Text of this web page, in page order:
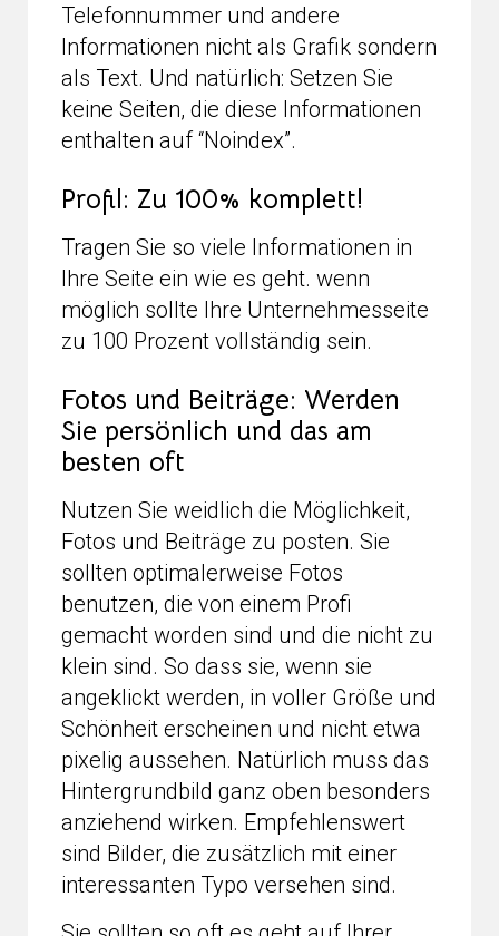
Telefonnummer und andere
Informationen nicht als Grafik sondern
als Text. Und natürlich: Setzen Sie
keine Seiten, die diese Informationen
enthalten auf “Noindex”.
Profil: Zu 100% komplett!
Tragen Sie so viele Informationen in
Ihre Seite ein wie es geht. wenn
möglich sollte Ihre Unternehmesseite
zu 100 Prozent vollständig sein.
Fotos und Beiträge: Werden
Sie persönlich und das am
besten oft
Nutzen Sie weidlich die Möglichkeit,
Fotos und Beiträge zu posten. Sie
sollten optimalerweise Fotos
benutzen, die von einem Profi
gemacht worden sind und die nicht zu
klein sind. So dass sie, wenn sie
angeklickt werden, in voller Größe und
Schönheit erscheinen und nicht etwa
pixelig aussehen. Natürlich muss das
Hintergrundbild ganz oben besonders
anziehend wirken. Empfehlenswert
sind Bilder, die zusätzlich mit einer
interessanten Typo versehen sind.